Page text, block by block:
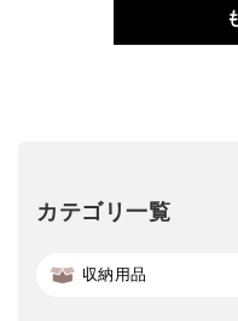
カテゴリ一覧
収納用品